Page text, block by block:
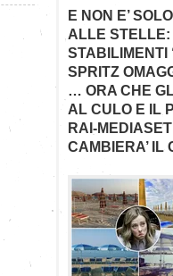
E NON E’
ALLE STELLE:
STABILIMENTI
SPRITZ
… ORA CHE
AL CULO E IL
RAI-
CAMBIERA’ IL